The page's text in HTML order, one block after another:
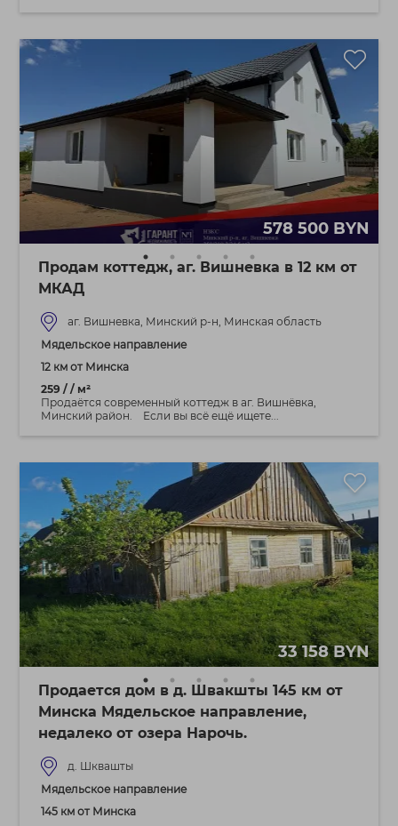
578 500 BYN
Продам коттедж, аг. Вишневка в 12 км от
МКАД
аг. Вишневка, Минский р-н, Минская область
Мядельское направление
12 км от Минска
259 / / м²
Продаётся современный коттедж в аг. Вишнёвка,
Минский район. Если вы всё ещё ищете...
33 158 BYN
Продается дом в д. Швакшты 145 км от
Минска Мядельское направление,
недалеко от озера Нарочь.
д. Шквашты
Мядельское направление
145 км от Минска